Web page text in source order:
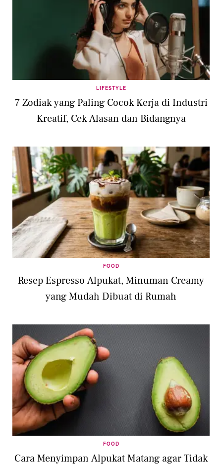
LIFESTYLE
7 Zodiak yang Paling Cocok Kerja di Industri
Kreatif, Cek Alasan dan Bidangnya
FOOD
Resep Espresso Alpukat, Minuman Creamy
yang Mudah Dibuat di Rumah
FOOD
Cara Menyimpan Alpukat Matang agar Tidak